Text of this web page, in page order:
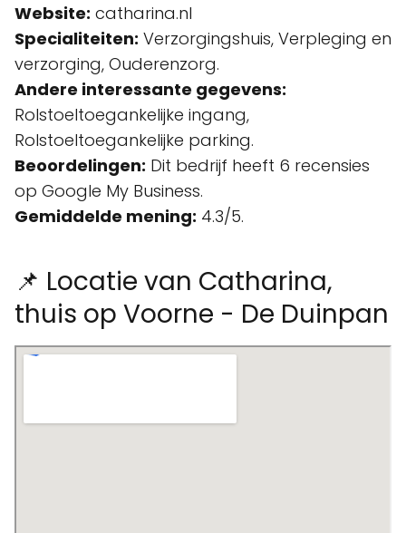
Website: catharina.nl
Specialiteiten: Verzorgingshuis, Verpleging en
verzorging, Ouderenzorg.
Andere interessante gegevens:
Rolstoeltoegankelijke ingang,
Rolstoeltoegankelijke parking.
Beoordelingen: Dit bedrijf heeft 6 recensies
op Google My Business.
Gemiddelde mening: 4.3/5.
📌 Locatie van Catharina,
thuis op Voorne - De Duinpan